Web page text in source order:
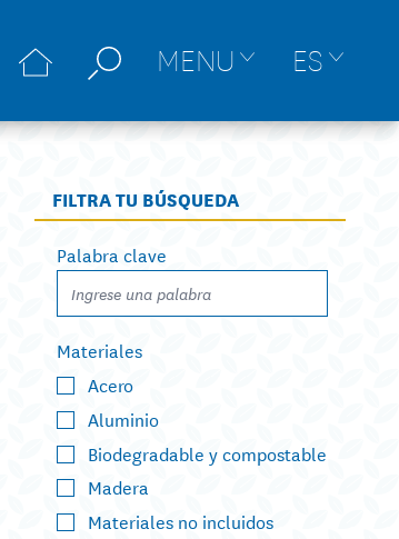
MENU ES
FILTRA TU BÚSQUEDA
Palabra clave
Materiales
Acero
Aluminio
Biodegradable y compostable
Madera
Materiales no incluidos